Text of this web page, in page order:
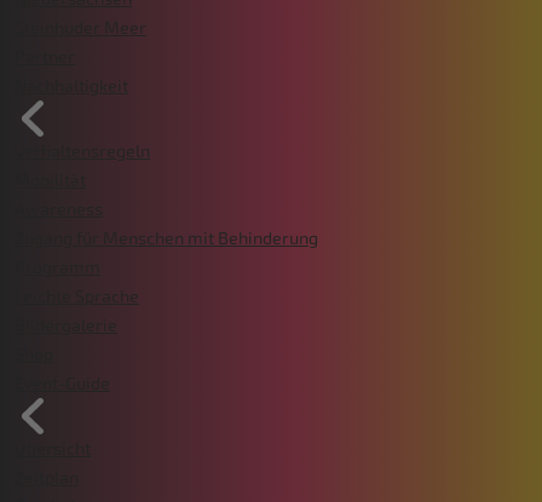
Steinhuder Meer
Nachhaltigkeit
Verhaltensregeln
Zugang für Menschen mit Behinderung
Leichte Sprache
Bildergalerie